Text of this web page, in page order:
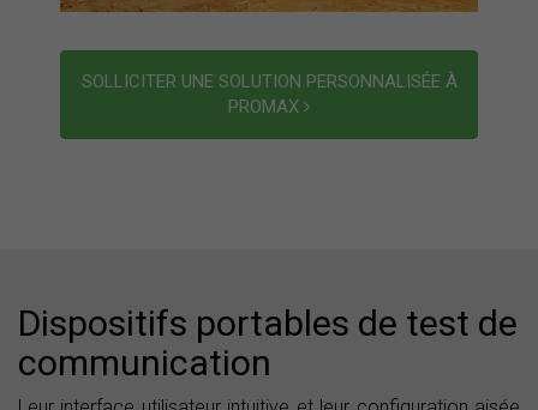
SOLLICITER UNE SOLUTION PERSONNALISÉE À
PROMAX
Dispositifs portables de test de
communication